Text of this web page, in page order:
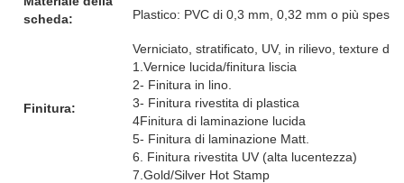
scheda:
Plastico: PVC di 0,3 mm, 0,32 mm o più spesso
Finitura:
Verniciato, stratificato, UV, in rilievo, texture di
1.Vernice lucida/finitura liscia
2- Finitura in lino.
3- Finitura rivestita di plastica
4Finitura di laminazione lucida
5- Finitura di laminazione Matt.
6. Finitura rivestita UV (alta lucentezza)
7.Gold/Silver Hot Stamp